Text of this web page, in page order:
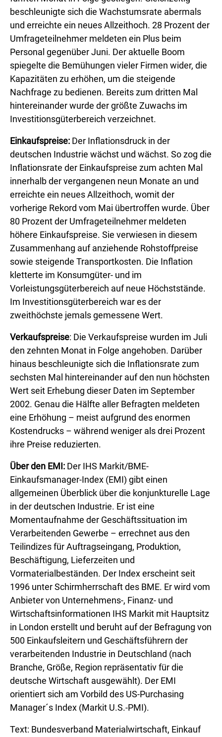
beschleunigte sich die Wachstumsrate abermals
und erreichte ein neues Allzeithoch. 28 Prozent der
Umfrageteilnehmer meldeten ein Plus beim
Personal gegenüber Juni. Der aktuelle Boom
spiegelte die Bemühungen vieler Firmen wider, die
Kapazitäten zu erhöhen, um die steigende
Nachfrage zu bedienen. Bereits zum dritten Mal
hintereinander wurde der größte Zuwachs im
Investitionsgüterbereich verzeichnet.
Einkaufspreise: Der Inflationsdruck in der
deutschen Industrie wächst und wächst. So zog die
Inflationsrate der Einkaufspreise zum achten Mal
innerhalb der vergangenen neun Monate an und
erreichte ein neues Allzeithoch, womit der
vorherige Rekord vom Mai übertroffen wurde. Über
80 Prozent der Umfrageteilnehmer meldeten
höhere Einkaufspreise. Sie verwiesen in diesem
Zusammenhang auf anziehende Rohstoffpreise
sowie steigende Transportkosten. Die Inflation
kletterte im Konsumgüter- und im
Vorleistungsgüterbereich auf neue Höchststände.
Im Investitionsgüterbereich war es der
zweithöchste jemals gemessene Wert.
Verkaufspreise: Die Verkaufspreise wurden im Juli
den zehnten Monat in Folge angehoben. Darüber
hinaus beschleunigte sich die Inflationsrate zum
sechsten Mal hintereinander auf den nun höchsten
Wert seit Erhebung dieser Daten im September
2002. Genau die Hälfte aller Befragten meldeten
eine Erhöhung – meist aufgrund des enormen
Kostendrucks – während weniger als drei Prozent
ihre Preise reduzierten.
Über den EMI: Der IHS Markit/BME-
Einkaufsmanager-Index (EMI) gibt einen
allgemeinen Überblick über die konjunkturelle Lage
in der deutschen Industrie. Er ist eine
Momentaufnahme der Geschäftssituation im
Verarbeitenden Gewerbe – errechnet aus den
Teilindizes für Auftragseingang, Produktion,
Beschäftigung, Lieferzeiten und
Vormaterialbeständen. Der Index erscheint seit
1996 unter Schirmherrschaft des BME. Er wird vom
Anbieter von Unternehmens-, Finanz- und
Wirtschaftsinformationen IHS Markit mit Hauptsitz
in London erstellt und beruht auf der Befragung von
500 Einkaufsleitern und Geschäftsführern der
verarbeitenden Industrie in Deutschland (nach
Branche, Größe, Region repräsentativ für die
deutsche Wirtschaft ausgewählt). Der EMI
orientiert sich am Vorbild des US-Purchasing
Manager´s Index (Markit U.S.-PMI).
Text: Bundesverband Materialwirtschaft, Einkauf